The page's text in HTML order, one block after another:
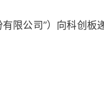
限公司”）向科创板